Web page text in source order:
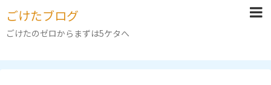
ごけたブログ
ごけたのゼロからまずは5ケタへ